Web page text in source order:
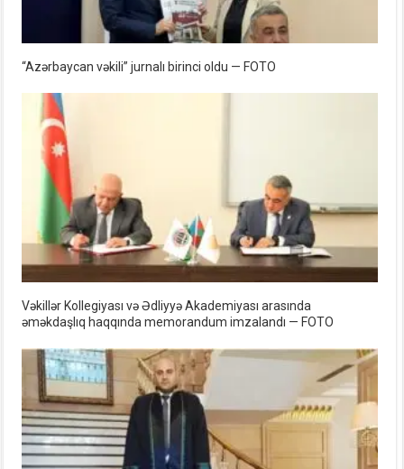
“Azərbaycan vəkili” jurnalı birinci oldu — FOTO
Vəkillər Kollegiyası və Ədliyyə Akademiyası arasında
əməkdaşlıq haqqında memorandum imzalandı — FOTO